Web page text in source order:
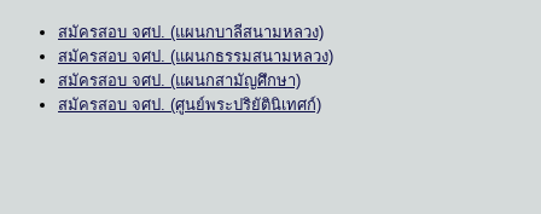
สมัครสอบ จศป. (แผนกบาลีสนามหลวง)
สมัครสอบ จศป. (แผนกธรรมสนามหลวง)
สมัครสอบ จศป. (แผนกสามัญศึกษา)
สมัครสอบ จศป. (ศูนย์พระปริยัตินิเทศก์)